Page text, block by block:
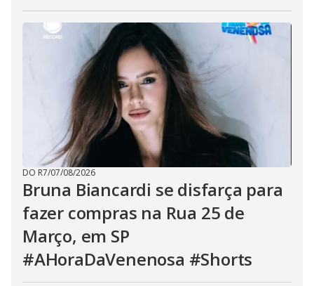
DO R7/07/08/2026
Bruna Biancardi se disfarça para
fazer compras na Rua 25 de
Março, em SP
#AHoraDaVenenosa #Shorts